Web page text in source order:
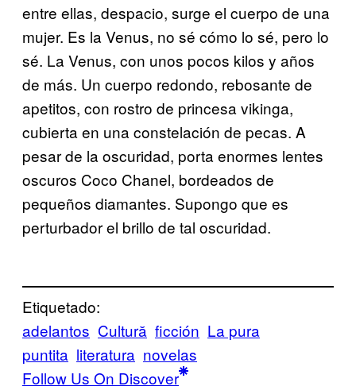
entre ellas, despacio, surge el cuerpo de una
mujer. Es la Venus, no sé cómo lo sé, pero lo
sé. La Venus, con unos pocos kilos y años
de más. Un cuerpo redondo, rebosante de
apetitos, con rostro de princesa vikinga,
cubierta en una constelación de pecas. A
pesar de la oscuridad, porta enormes lentes
oscuros Coco Chanel, bordeados de
pequeños diamantes. Supongo que es
perturbador el brillo de tal oscuridad.
Etiquetado:
adelantos Cultură ficción La pura
puntita literatura novelas
Follow Us On Discover